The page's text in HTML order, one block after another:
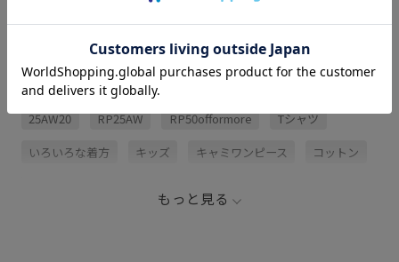
関連タグ
25AW20 RP25AW RP50offormore Tシャツ
いろいろな着方 キッズ キャミワンピース コットン
もっと見る